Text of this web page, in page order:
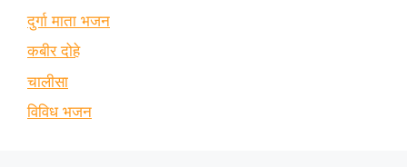
दुर्गा माता भजन
कबीर दोहे
चालीसा
विविध भजन